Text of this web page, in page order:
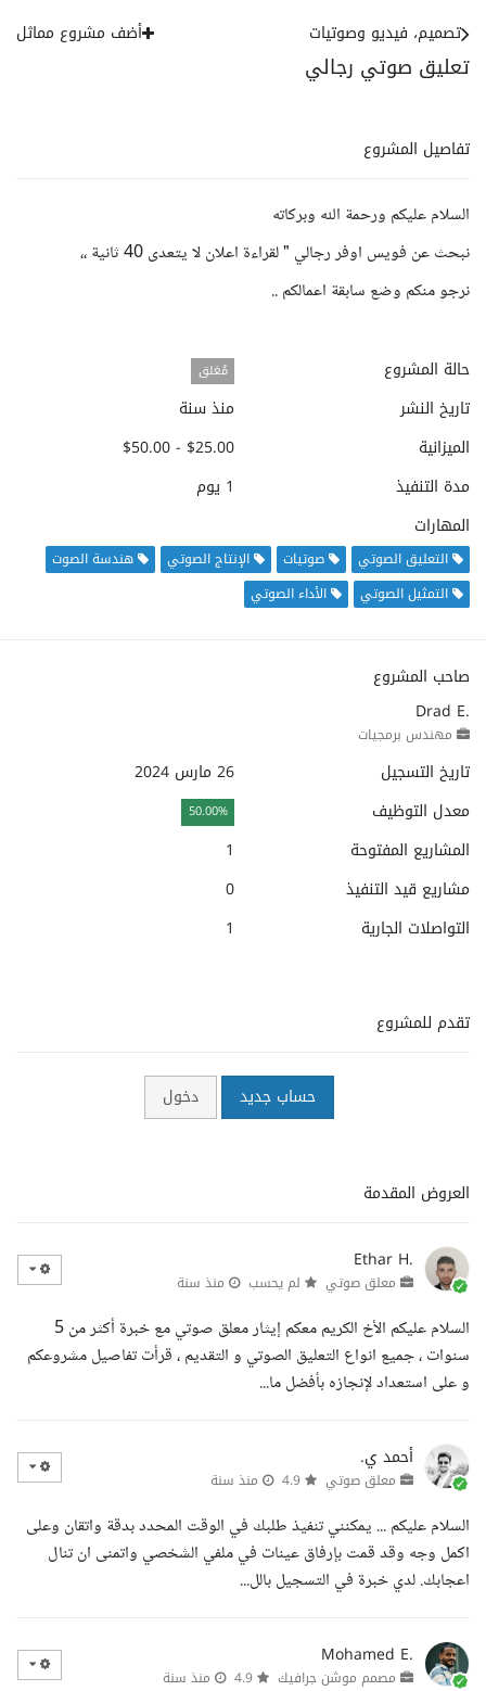
تعليق صوتي رجالي
تصميم، فيديو وصوتيات أضف مشروع مماثل
تفاصيل المشروع
السلام عليكم ورحمة الله وبركاته
نبحث عن فويس اوفر رجالي " لقراءة اعلان لا يتعدى 40 ثانية ،،
نرجو منكم وضع سابقة اعمالكم ..
حالة المشروع مُغلق
تاريخ النشر
منذ سنة
الميزانية
$25.00 - $50.00
مدة التنفيذ
1 يوم
المهارات
التعليق الصوتي صوتيات الإنتاج الصوتي
هندسة الصوت
التمثيل الصوتي
الأداء الصوتي
صاحب المشروع
Drad E.
مهندس برمجيات
تاريخ التسجيل
26 مارس 2024
معدل التوظيف
50.00%
المشاريع المفتوحة
1
مشاريع قيد التنفيذ
0
التواصلات الجارية
1
تقدم للمشروع
حساب جديد دخول
العروض المقدمة
Ethar H.
معلق صوتي لم يحسب منذ سنة
السلام عليكم الأخ الكريم معكم إيثار معلق صوتي مع خبرة أكثر من 5
سنوات ، جميع انواع التعليق الصوتي و التقديم ، قرأت تفاصيل مشروعكم
و على استعداد لإنجازه بأفضل ما...
أحمد ي.
معلق صوتي منذ سنة
السلام عليكم ... يمكنني تنفيذ طلبك في الوقت المحدد بدقة واتقان وعلى
اكمل وجه وقد قمت بإرفاق عينات في ملفي الشخصي واتمنى ان تنال
اعجابك. لدي خبرة في التسجيل بالل...
Mohamed E.
مصمم موشن جرافيك منذ سنة